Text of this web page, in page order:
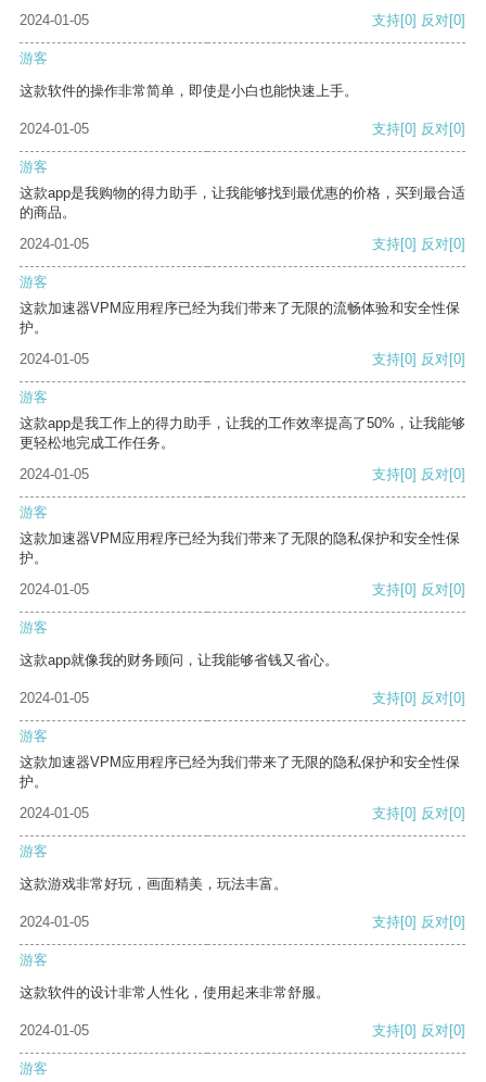
2024-01-05 支持[0] 反对[0]
游客
这款软件的操作非常简单，即使是小白也能快速上手。
2024-01-05 支持[0] 反对[0]
游客
这款app是我购物的得力助手，让我能够找到最优惠的价格，买到最合适
的商品。
2024-01-05
支持[0] 反对[0]
游客
这款加速器VPM应用程序已经为我们带来了无限的流畅体验和安全性保
护。
2024-01-05
支持[0] 反对[0]
游客
这款app是我工作上的得力助手，让我的工作效率提高了50%，让我能够
更轻松地完成工作任务。
2024-01-05
支持[0] 反对[0]
游客
这款加速器VPM应用程序已经为我们带来了无限的隐私保护和安全性保
护。
2024-01-05
支持[0] 反对[0]
游客
这款app就像我的财务顾问，让我能够省钱又省心。
2024-01-05 支持[0] 反对[0]
游客
这款加速器VPM应用程序已经为我们带来了无限的隐私保护和安全性保
护。
2024-01-05
支持[0] 反对[0]
游客
这款游戏非常好玩，画面精美，玩法丰富。
2024-01-05 支持[0] 反对[0]
游客
这款软件的设计非常人性化，使用起来非常舒服。
2024-01-05 支持[0] 反对[0]
游客